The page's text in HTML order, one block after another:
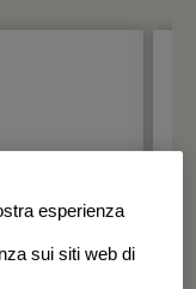
sui datiesperienza
sui siti web di